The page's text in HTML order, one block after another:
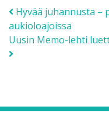
Post
Hyvää juhannusta –
aukioloajoissa
Uusin Memo-lehti